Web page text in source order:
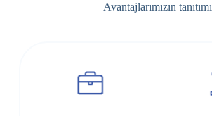
Avantajlarımızın tanıtımı